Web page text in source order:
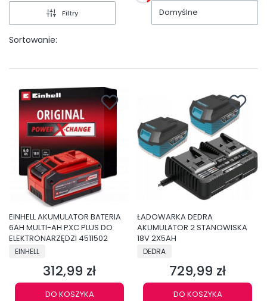
Filtry
Sortowanie:
Domyślne
EINHELL AKUMULATOR BATERIA
6AH MULTI-AH PXC PLUS DO
ELEKTRONARZĘDZI 4511502
PRODUCENT
EINHELL
Cena
312,99 zł
DO KOSZYKA
ŁADOWARKA DEDRA
AKUMULATOR 2 STANOWISKA
18V 2X5AH
PRODUCENT
DEDRA
Cena
729,99 zł
DO KOSZYKA